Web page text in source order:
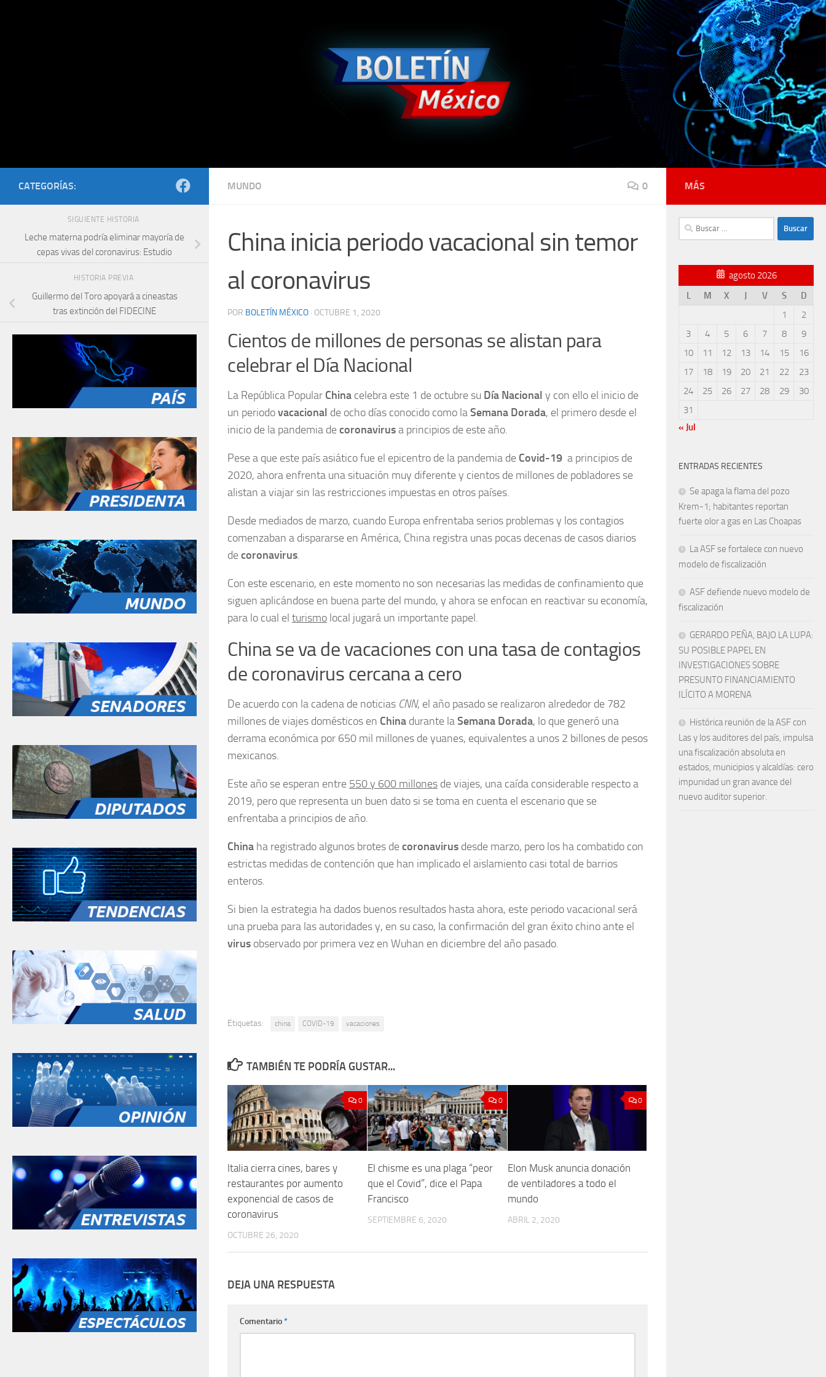
MUNDO 0
China inicia periodo vacacional sin temor
al coronavirus
POR BOLETÍN MÉXICO · OCTUBRE 1, 2020
Cientos de millones de personas se alistan para
celebrar el Día Nacional
La República Popular China celebra este 1 de octubre su Día Nacional y con ello el inicio de
un periodovacacional de ocho días conocido como laSemana Dorada, el primero desde el
inicio de la pandemia decoronavirusa principios de este año.
Pese a que este país asiático fue el epicentro de la pandemia de Covid-19 a principios de
2020, ahora enfrenta una situación muy diferente y cientos de millones de pobladores se
alistan a viajar sin las restricciones impuestas en otros países.
Desde mediados de marzo, cuando Europa enfrentaba serios problemas y los contagios
comenzaban a dispararse en América, China registra unas pocas decenas de casos diarios
decoronavirus.
Con este escenario, en este momento no son necesarias las medidas de confinamiento que
siguen aplicándose en buena parte del mundo, y ahora se enfocan en reactivar su economía,
para lo cual el turismo local jugará un importante papel.
China se va de vacaciones con una tasa de contagios
de coronavirus cercana a cero
De acuerdo con la cadena de noticias CNN, el año pasado se realizaron alrededor de 782
millones de viajes domésticos en China durante laSemana Dorada, lo que generó una
derrama económica por 650 mil millones de yuanes, equivalentes a unos 2 billones de pesos
mexicanos.
Este año se esperan entre 550 y 600 millones de viajes, una caída considerable respecto a
2019, pero que representa un buen dato si se toma en cuenta el escenario que se
enfrentaba a principios de año.
China ha registrado algunos brotes decoronavirus desde marzo, pero los ha combatido con
estrictas medidas de contención que han implicado el aislamiento casi total de barrios
enteros.
Si bien la estrategia ha dados buenos resultados hasta ahora, este periodo vacacional será
una prueba para las autoridades y, en su caso, la confirmación del gran éxito chino ante el
virus observado por primera vez en Wuhan en diciembre del año pasado.
Etiquetas: china COVID-19 vacaciones
TAMBIÉN TE PODRÍA GUSTAR...
0
Italia cierra cines, bares y
restaurantes por aumento
exponencial de casos de
coronavirus
OCTUBRE 26, 2020
0
El chisme es una plaga “peor
que el Covid”, dice el Papa
Francisco
SEPTIEMBRE 6, 2020
0
Elon Musk anuncia donación
de ventiladores a todo el
mundo
ABRIL 2, 2020
DEJA UNA RESPUESTA
Comentario*
CATEGORÍAS:
SIGUIENTE HISTORIA
Leche materna podría eliminar mayoría de
cepas vivas del coronavirus: Estudio
HISTORIA PREVIA
Guillermo del Toro apoyará a cineastas
tras extinción del FIDECINE
MÁS
Buscar:
agosto 2026
L
M X J V S
D
1
2
3
4 5 6 7 8
9
10
11 12 13 14 15
16
17
18 19 20 21 22
23
24
25 26 27 28 29
30
31
« Jul
ENTRADAS RECIENTES
Se apaga la flama del pozo
Krem-1; habitantes reportan
fuerte olor a gas en Las Choapas
La ASF se fortalece con nuevo
modelo de fiscalización
ASF defiende nuevo modelo de
fiscalización
GERARDO PEÑA, BAJO LA LUPA:
SU POSIBLE PAPEL EN
INVESTIGACIONES SOBRE
PRESUNTO FINANCIAMIENTO
ILÍCITO A MORENA
Histórica reunión de la ASF con
Las y los auditores del país, impulsa
una fiscalización absoluta en
estados, municipios y alcaldías: cero
impunidad un gran avance del
nuevo auditor superior.